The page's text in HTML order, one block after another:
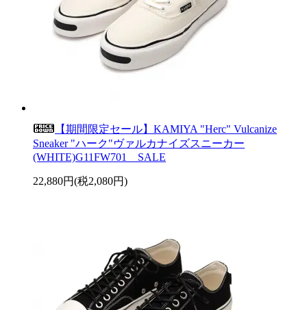
【期間限定セール】KAMIYA "Herc" Vulcanize
Sneaker "ハーク"ヴァルカナイズスニーカー
(WHITE)G11FW701 SALE
22,880円(税2,080円)